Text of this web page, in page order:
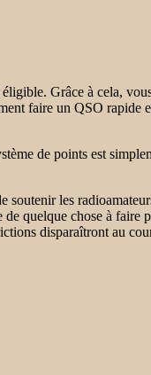
Grâce à cela,
faire un QSO rapide
de points est
les
quelque chose à faire
disparaîtront au